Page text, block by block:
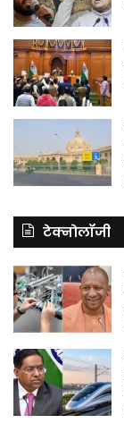
टेक्नोलॉजी